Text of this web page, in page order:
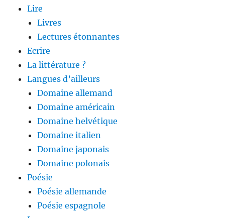
Lire
Livres
Lectures étonnantes
Ecrire
La littérature ?
Langues d’ailleurs
Domaine allemand
Domaine américain
Domaine helvétique
Domaine italien
Domaine japonais
Domaine polonais
Poésie
Poésie allemande
Poésie espagnole